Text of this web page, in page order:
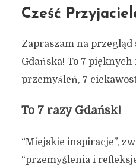
Cześć
Zapraszam na przegląd
Gdańska! To 7
przemyśleń, 7
To 7 razy Gdańsk!
“Miejskie inspiracje”,
“przemyślenia i